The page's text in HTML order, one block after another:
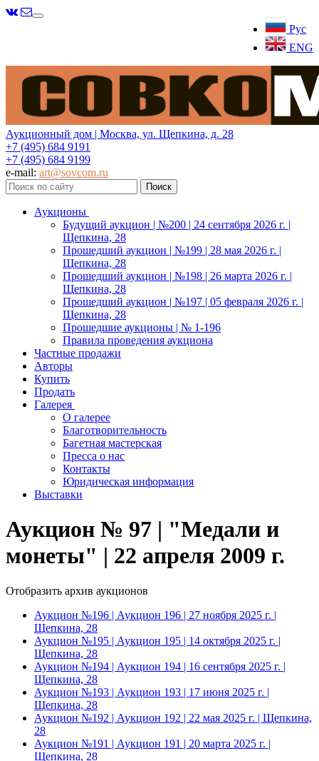
Рус
ENG
Меню
Аукционный дом | Москва, ул. Щепкина, д. 28
+7 (495) 684 9191
+7 (495) 684 9199
e-mail: art@sovcom.ru
Аукционы
Будущий аукцион | №200 | 24 сентября 2026 г. |
Щепкина, 28
Прошедший аукцион | №199 | 28 мая 2026 г. |
Щепкина, 28
Прошедший аукцион | №198 | 26 марта 2026 г. |
Щепкина, 28
Прошедший аукцион | №197 | 05 февраля 2026 г. |
Щепкина, 28
Прошедшие аукционы | № 1-196
Правила проведения аукциона
Частные продажи
Авторы
Купить
Продать
Галерея
О галерее
Благотворительность
Багетная мастерская
Пресса о нас
Контакты
Юридическая информация
Выставки
Аукцион № 97 | "Медали и
монеты" | 22 апреля 2009 г.
Отобразить архив аукционов
Аукцион №196 | Аукцион 196 | 27 ноября 2025 г. |
Щепкина, 28
Аукцион №195 | Аукцион 195 | 14 октября 2025 г. |
Щепкина, 28
Аукцион №194 | Аукцион 194 | 16 сентября 2025 г. |
Щепкина, 28
Аукцион №193 | Аукцион 193 | 17 июня 2025 г. |
Щепкина, 28
Аукцион №192 | Аукцион 192 | 22 мая 2025 г. | Щепкина,
28
Аукцион №191 | Аукцион 191 | 20 марта 2025 г. |
Щепкина, 28